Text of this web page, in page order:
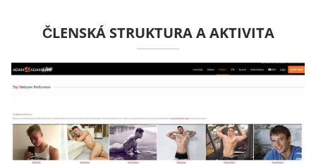
ČLENSKÁ STRUKTURA A AKTIVITA